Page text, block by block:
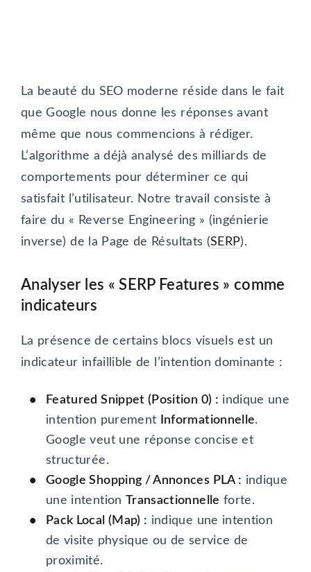
La beauté du SEO moderne réside dans le fait
que Google nous donne les réponses avant
même que nous commencions à rédiger.
L’algorithme a déjà analysé des milliards de
comportements pour déterminer ce qui
satisfait l’utilisateur. Notre travail consiste à
faire du « Reverse Engineering » (ingénierie
inverse) de la Page de Résultats (SERP).
Analyser les « SERP Features » comme
indicateurs
La présence de certains blocs visuels est un
indicateur infaillible de l’intention dominante :
Featured Snippet (Position 0) : indique une
intention purement
Informationnelle.
Google veut une réponse concise et
structurée.
Google Shopping / Annonces PLA : indique
une intention Transactionnelle forte.
Pack Local (Map) : indique une intention
de visite physique ou de service de
proximité.